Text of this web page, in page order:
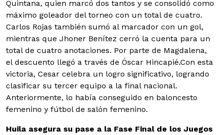
Quintana, quien marcó dos tantos y se consolidó como
máximo goleador del torneo con un total de cuatro.
Carlos Rojas también sumó al marcador con un gol,
mientras que Jhoner Benítez cerró la cuenta para un
total de cuatro anotaciones. Por parte de Magdalena,
el descuento llegó a través de Óscar Hincapié.Con esta
victoria, Cesar celebra un logro significativo, logrando
clasificar su tercer equipo a la final nacional.
Anteriormente, lo había conseguido en baloncesto
femenino y fútbol de salón femenino.
Huila asegura su pase a la Fase Final de los Juegos